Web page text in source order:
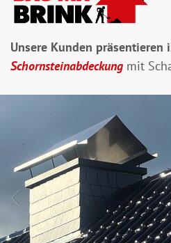
Unsere Kunden präsentieren
Schornsteinabdeckung mit